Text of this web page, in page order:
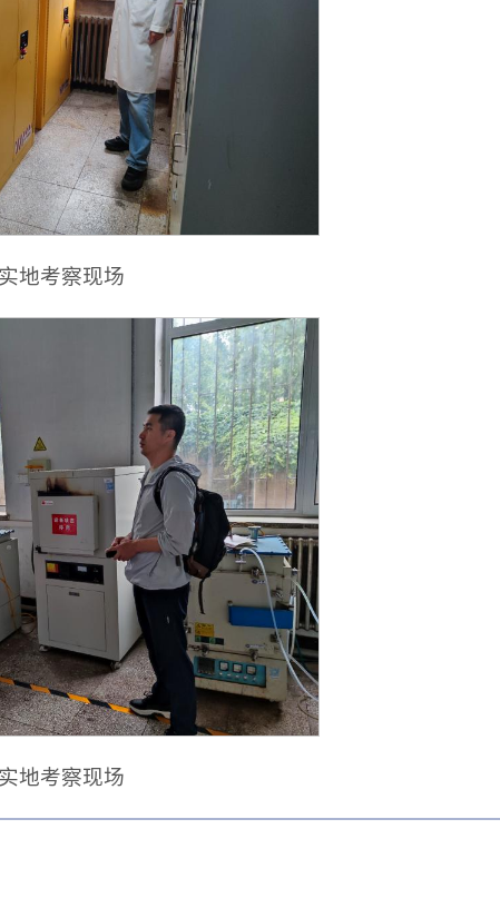
实地考察现场
实地考察现场